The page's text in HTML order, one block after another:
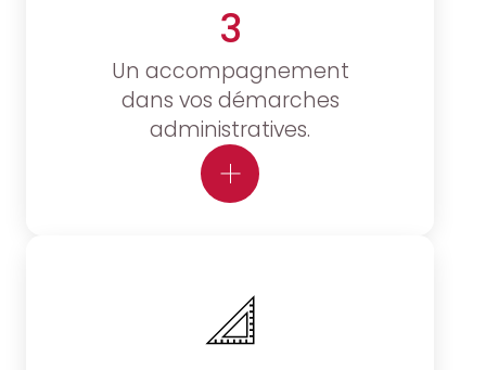
3
Un accompagnement
dans vos démarches
administratives.